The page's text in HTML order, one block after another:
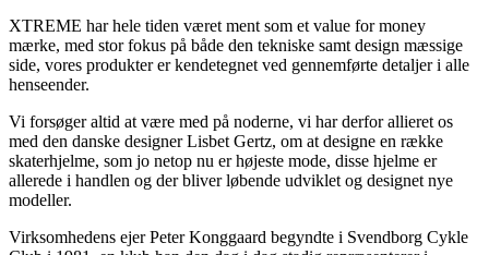
XTREME har hele tiden været ment som et value for money
mærke, med stor fokus på både den tekniske samt design mæssige
side, vores produkter er kendetegnet ved gennemførte detaljer i alle
henseender.
Vi forsøger altid at være med på noderne, vi har derfor allieret os
med den danske designer Lisbet Gertz, om at designe en række
skaterhjelme, som jo netop nu er højeste mode, disse hjelme er
allerede i handlen og der bliver løbende udviklet og designet nye
modeller.
Virksomhedens ejer Peter Konggaard begyndte i Svendborg Cykle